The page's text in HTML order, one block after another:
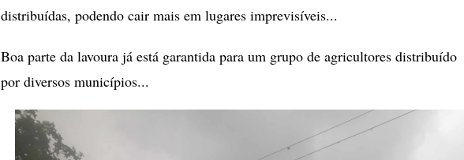
distribuídas, podendo cair mais em lugares imprevisíveis...
Boa parte da lavoura já está garantida para um grupo de agricultores distribuído
por diversos municípios...